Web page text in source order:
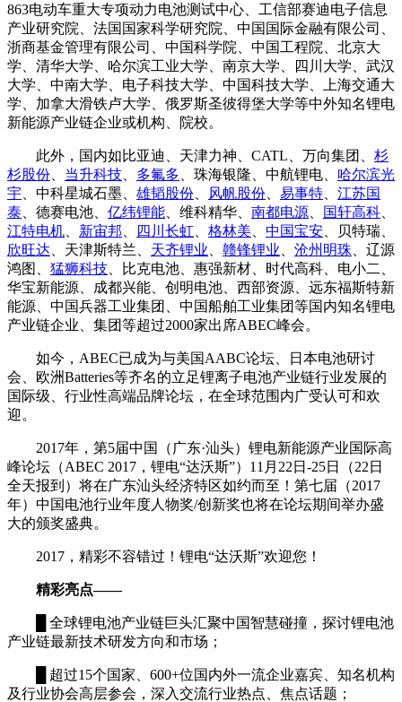
863电动车重大专项动力电池测试中心、工信部赛迪电子信息
产业研究院、法国国家科学研究院、中国国际金融有限公司、
浙商基金管理有限公司、中国科学院、中国工程院、北京大
学、清华大学、哈尔滨工业大学、南京大学、四川大学、武汉
大学、中南大学、电子科技大学、中国科技大学、上海交通大
学、加拿大滑铁卢大学、俄罗斯圣彼得堡大学等中外知名锂电
新能源产业链企业或机构、院校。
此外，国内如比亚迪、天津力神、CATL、万向集团、 杉
杉股份
当升科技 多氟多 、珠海银隆、中航锂电、 哈尔滨光
宇 、中科星城石墨、 雄韬股份 风帆股份 易事特
江苏国
泰 、德赛电池、 亿纬锂能 、维科精华、 南都电源 国轩高科
江特电机
新宙邦 四川长虹 格林美 中国宝安 、贝特瑞、
欣旺达 、天津斯特兰、 天齐锂业 赣锋锂业 沧州明珠 、辽源
鸿图、 猛狮科技 、比克电池、惠强新材、时代高科、电小二、
华宝新能源、成都兴能、创明电池、西部资源、远东福斯特新
能源、中国兵器工业集团、中国船舶工业集团等国内知名锂电
产业链企业、集团等超过2000家出席ABEC峰会。
如今，ABEC已成为与美国AABC论坛、日本电池研讨
会、欧洲Batteries等齐名的立足锂离子电池产业链行业发展的
国际级、行业性高端品牌论坛，在全球范围内广受认可和欢
迎。
2017年，第5届中国（广东·汕头）锂电新能源产业国际高
峰论坛（ABEC 2017，锂电“达沃斯”）11月22日-25日（22日
全天报到）将在广东汕头经济特区如约而至！第七届（2017
年）中国电池行业年度人物奖/创新奖也将在论坛期间举办盛
大的颁奖盛典。
2017，精彩不容错过！锂电“达沃斯”欢迎您！
精彩亮点——
█ 全球锂电池产业链巨头汇聚中国智慧碰撞，探讨锂电池
产业链最新技术研发方向和市场；
█ 超过15个国家、600+位国内外一流企业嘉宾、知名机构
及行业协会高层参会，深入交流行业热点、焦点话题；